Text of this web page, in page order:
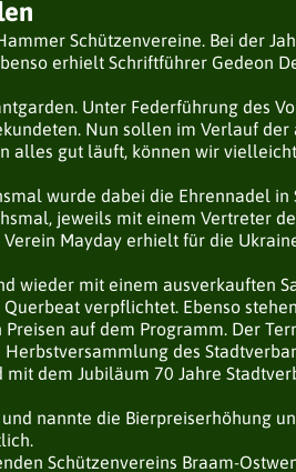
Schützenvereine. Bei der
erhielt Schriftführer Gedeon
Unter Federführung des
Nun sollen im Verlauf
alles gut läuft, können wir
wurde dabei die Ehrennadel
jeweils mit einem Vertreter
Mayday erhielt für die
wieder mit einem ausverkauften
verpflichtet. Ebenso
auf dem Programm. Der
des
dem Jubiläum 70 Jahre
nannte die Bierpreiserhöhung
Schützenvereins Braam-